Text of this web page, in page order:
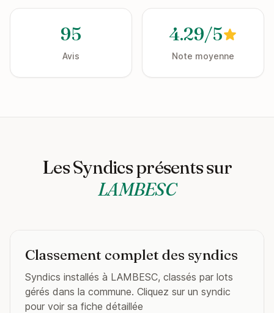
95
Avis
4.29/5
Note moyenne
Les Syndics présents sur
LAMBESC
Classement complet des syndics
Syndics installés à LAMBESC, classés par lots
gérés dans la commune. Cliquez sur un syndic
pour voir sa fiche détaillée